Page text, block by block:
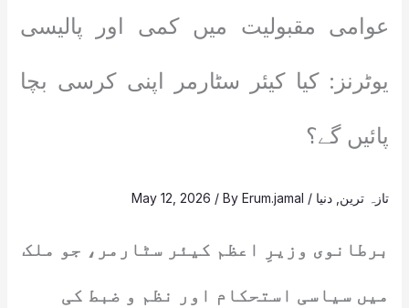
عوامی مقبولیت میں کمی اور پالیسی
یوٹرنز: کیا کیئر سٹارمر اپنی کرسی بچا
پائیں گے؟
تازہ ترین دنیا /
May 12, 2026 / ByErum.jamal
برطانوی وزیرِ اعظم کیئر سٹارمر، جو ملک
میں سیاسی استحکام اور نظم و ضبط کی